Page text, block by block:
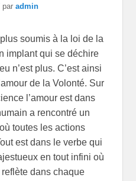
paradmin
plus soumis à la loi de la
implant qui se déchire
n’est plus. C’est ainsi
de la Volonté. Sur
l’amour est dans
a rencontré un
toutes les actions
est dans le verbe qui
en tout infini où
dans chaque